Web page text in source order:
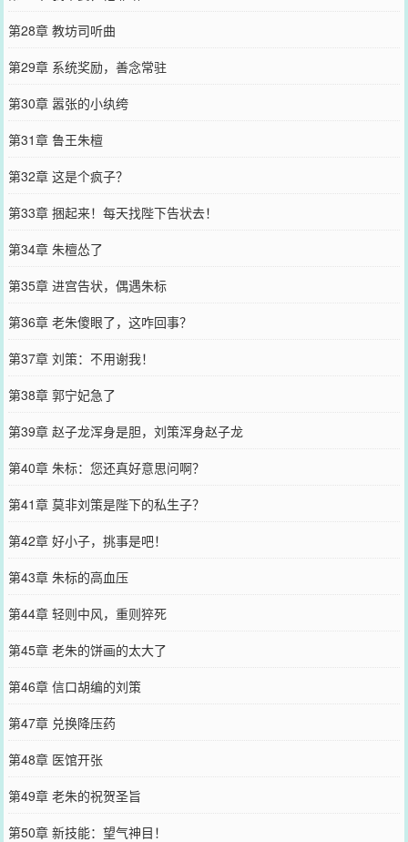
第28章 教坊司听曲
第29章 系统奖励，善念常驻
第30章 嚣张的小纨绔
第31章 鲁王朱檀
第32章 这是个疯子？
第33章 捆起来！每天找陛下告状去！
第34章 朱檀怂了
第35章 进宫告状，偶遇朱标
第36章 老朱傻眼了，这咋回事？
第37章 刘策：不用谢我！
第38章 郭宁妃急了
第39章 赵子龙浑身是胆，刘策浑身赵子龙
第40章 朱标：您还真好意思问啊？
第41章 莫非刘策是陛下的私生子？
第42章 好小子，挑事是吧！
第43章 朱标的高血压
第44章 轻则中风，重则猝死
第45章 老朱的饼画的太大了
第46章 信口胡编的刘策
第47章 兑换降压药
第48章 医馆开张
第49章 老朱的祝贺圣旨
第50章 新技能：望气神目！